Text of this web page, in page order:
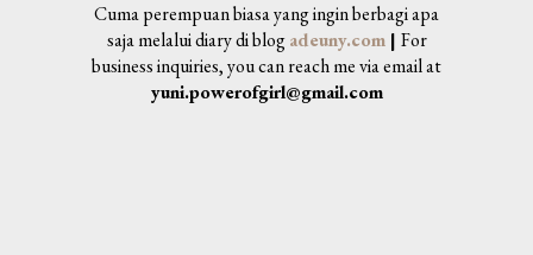
Cuma perempuan biasa yang ingin berbagi apa
saja melalui diary di blogadeuny.com| For
business inquiries, you can reach me via email at
yuni.powerofgirl@gmail.com